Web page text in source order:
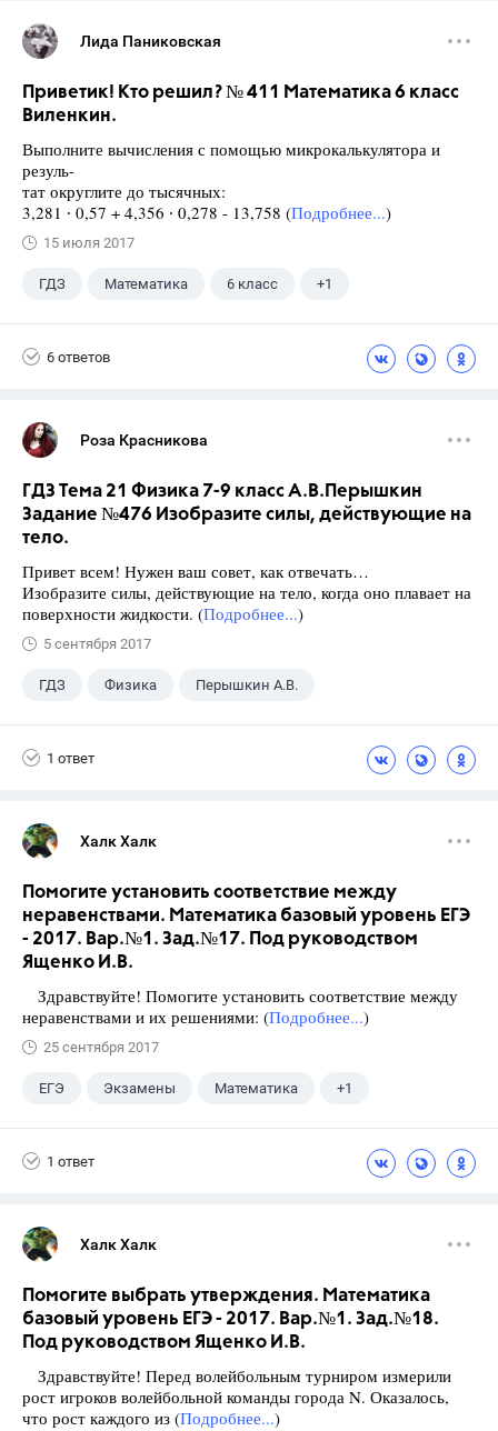
Лида Паниковская
Приветик! Кто решил? № 411 Математика 6 класс
Виленкин.
Выполните вычисления с помощью микрокалькулятора и
резуль-
тат округлите до тысячных:
3,281 ∙ 0,57 + 4,356 ∙ 0,278 - 13,758 (Подробнее...)
15 июля 2017
ГДЗ Математика 6 класс +1
6 ответов
Роза Красникова
ГДЗ Тема 21 Физика 7-9 класс А.В.Перышкин
Задание №476 Изобразите силы, действующие на
тело.
Привет всем! Нужен ваш совет, как отвечать…
Изобразите силы, действующие на тело, когда оно плавает на
поверхности жидкости. (Подробнее...)
5 сентября 2017
ГДЗ Физика Перышкин А.В.
1 ответ
Халк Халк
Помогите установить соответствие между
неравенствами. Математика базовый уровень ЕГЭ
- 2017. Вар.№1. Зад.№17. Под руководством
Ященко И.В.
Здравствуйте! Помогите установить соответствие между
неравенствами и их решениями: (Подробнее...)
25 сентября 2017
ЕГЭ Экзамены Математика +1
1 ответ
Халк Халк
Помогите выбрать утверждения. Математика
базовый уровень ЕГЭ - 2017. Вар.№1. Зад.№18.
Под руководством Ященко И.В.
Здравствуйте! Перед волейбольным турниром измерили
рост игроков волейбольной команды города N. Оказалось,
что рост каждого из (Подробнее...)